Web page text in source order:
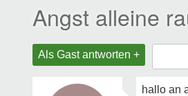
Angst alleine
Als Gast antworten +
hallo an